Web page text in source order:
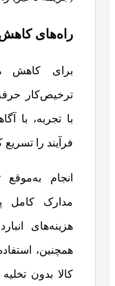
راه‌های کاهش
برای کاهش
ترخیص‌کار
با تجربه، با
فرآیند را
انجام
مدارک کامل
هزینه‌های
همچنین،
کالا بدون